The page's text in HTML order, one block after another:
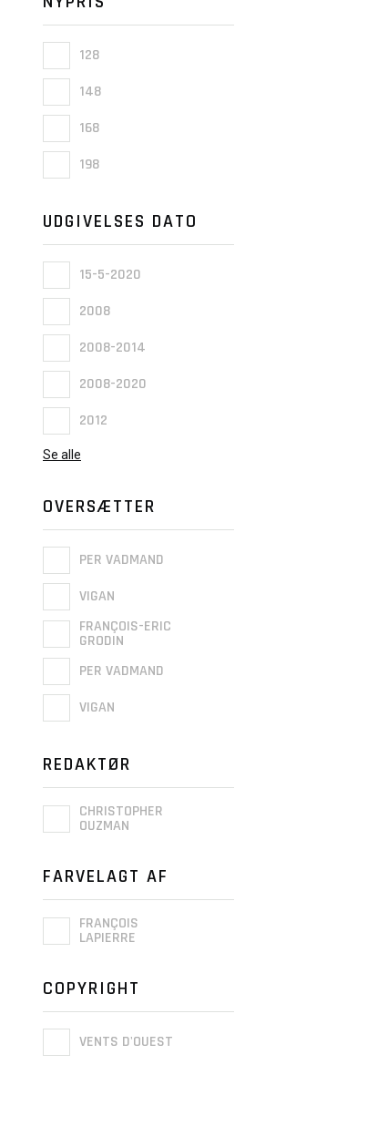
128
148
168
198
UDGIVELSES DATO
15-5-2020
2008
2008-2014
2008-2020
2012
Se alle
OVERSÆTTER
PER VADMAND
VIGAN
FRANÇOIS-ERIC
GRODIN
PER VADMAND
VIGAN
REDAKTØR
CHRISTOPHER
OUZMAN
FARVELAGT AF
FRANÇOIS
LAPIERRE
COPYRIGHT
VENTS D'OUEST